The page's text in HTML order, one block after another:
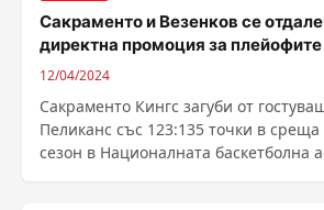
Сакраменто и Везенков се
директна промоция за плейофите
12/04/2024
Сакраменто Кингс загуби от
Пеликанс със 123:135 точки в
сезон в Националната баскетболна